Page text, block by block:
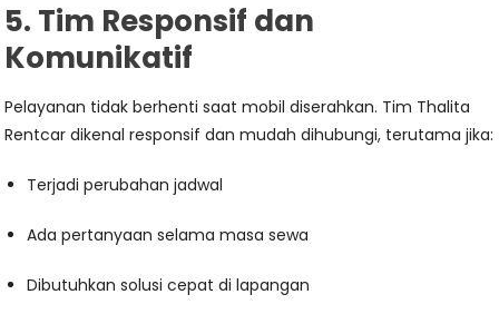
5. Tim Responsif dan
Komunikatif
Pelayanan tidak berhenti saat mobil diserahkan. Tim Thalita
Rentcar dikenal responsif dan mudah dihubungi, terutama jika:
Terjadi perubahan jadwal
Ada pertanyaan selama masa sewa
Dibutuhkan solusi cepat di lapangan